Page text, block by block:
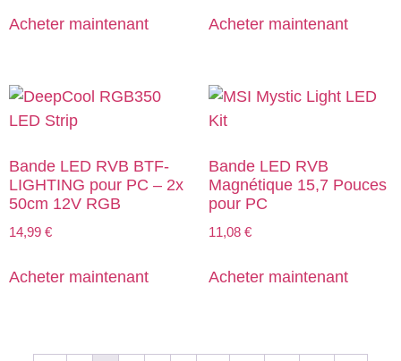
Acheter maintenant Acheter maintenant
Bande LED RVB BTF-
LIGHTING pour PC – 2x
50cm 12V RGB
14,99 €
Acheter maintenant
Bande LED RVB
Magnétique 15,7 Pouces
pour PC
11,08 €
Acheter maintenant